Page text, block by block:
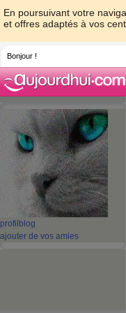
En poursuivant votre
et offres adaptés à vos
Bonjour !
profil blog
ajouter de vos amies